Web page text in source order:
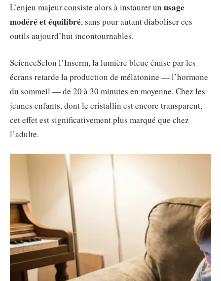
L’enjeu majeur consiste alors à instaurer un usage
modéré et équilibré, sans pour autant diaboliser ces
outils aujourd’hui incontournables.
ScienceSelon l’Inserm, la lumière bleue émise par les
écrans retarde la production de mélatonine — l’hormone
du sommeil — de 20 à 30 minutes en moyenne. Chez les
jeunes enfants, dont le cristallin est encore transparent,
cet effet est significativement plus marqué que chez
l’adulte.